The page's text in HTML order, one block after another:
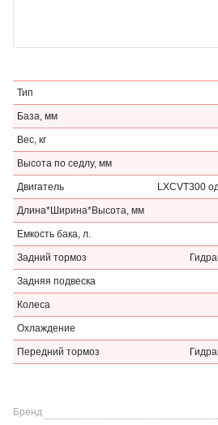
Тип
База, мм
Вес, кг
Высота по седлу, мм
Двигатель LXCVT300
Длина*Ширина*Высота, мм
Емкость бака, л.
Задний тормоз
Задняя подвеска
Колеса
Охлаждение
Передний тормоз
Бренд